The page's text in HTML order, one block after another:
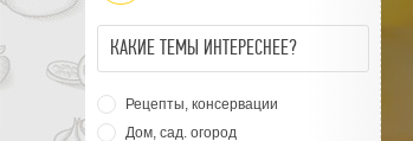
КАКИЕ ТЕМЫ ИНТЕРЕСНЕЕ?
Рецепты, консервации
Дом, сад. огород